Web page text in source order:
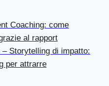
Coaching: come
al rapport
– Storytelling di impatto:
per attrarre